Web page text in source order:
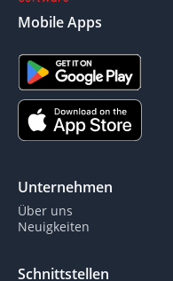
Mobile Apps
Unternehmen
Über uns
Neuigkeiten
Schnittstellen